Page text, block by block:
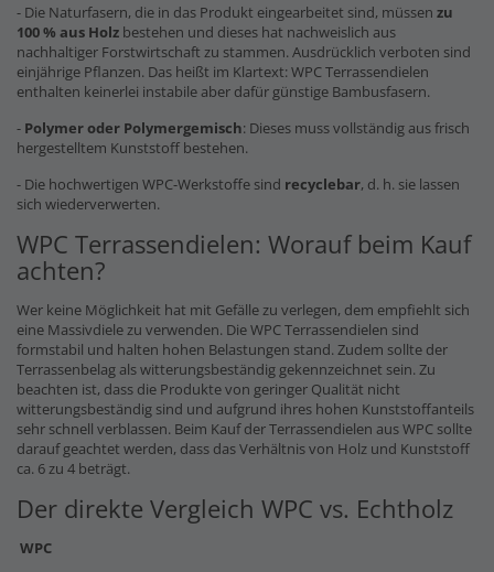
- Die Naturfasern, die in das Produkt eingearbeitet sind, müssen zu
100 % aus Holz bestehen und dieses hat nachweislich aus
nachhaltiger Forstwirtschaft zu stammen. Ausdrücklich verboten sind
einjährige Pflanzen. Das heißt im Klartext: WPC Terrassendielen
enthalten keinerlei instabile aber dafür günstige Bambusfasern.
- Polymer oder Polymergemisch: Dieses muss vollständig aus frisch
hergestelltem Kunststoff bestehen.
- Die hochwertigen WPC-Werkstoffe sind recyclebar, d. h. sie lassen
sich wiederverwerten.
WPC Terrassendielen: Worauf beim Kauf
achten?
Wer keine Möglichkeit hat mit Gefälle zu verlegen, dem empfiehlt sich
eine Massivdiele zu verwenden. Die WPC Terrassendielen sind
formstabil und halten hohen Belastungen stand. Zudem sollte der
Terrassenbelag als witterungsbeständig gekennzeichnet sein. Zu
beachten ist, dass die Produkte von geringer Qualität nicht
witterungsbeständig sind und aufgrund ihres hohen Kunststoffanteils
sehr schnell verblassen. Beim Kauf der Terrassendielen aus WPC sollte
darauf geachtet werden, dass das Verhältnis von Holz und Kunststoff
ca. 6 zu 4 beträgt.
Der direkte Vergleich WPC vs. Echtholz
WPC